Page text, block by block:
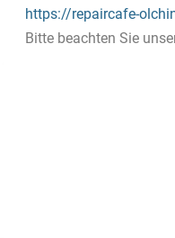
https://repaircafe-
Bitte beachten Sie